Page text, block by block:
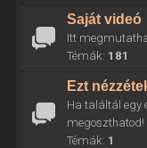
Saját videó
Itt
Témák: 181
Ezt
Ha találtál egy
megoszthatod!
Témák: 1